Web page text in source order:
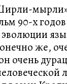
90-х
же,
очень